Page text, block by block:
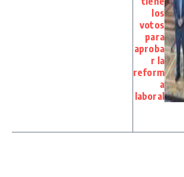
los
votos
para
aproba
r la
reform
a
laboral